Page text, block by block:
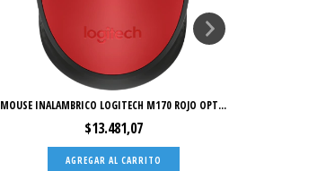
MOUSE INALAMBRICO LOGITECH M170 ROJO OPT...
$13.481,07